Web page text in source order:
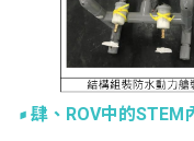
肆、ROV中的STEM